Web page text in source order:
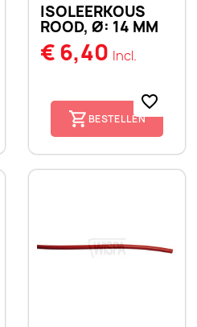
ISOLEERKOUS
ROOD, Ø: 14 MM
€ 6,40 Incl.
BESTELLEN
favorite_border